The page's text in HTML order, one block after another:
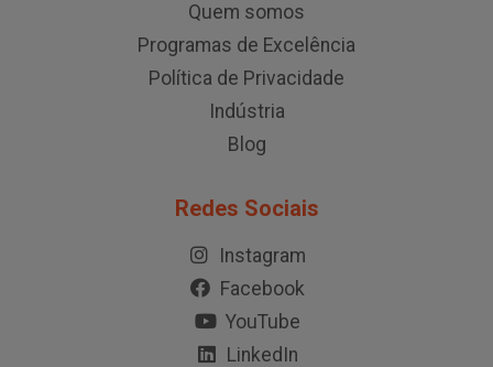
Quem somos
Programas de Excelência
Política de Privacidade
Indústria
Blog
Redes Sociais
Instagram
Facebook
YouTube
LinkedIn